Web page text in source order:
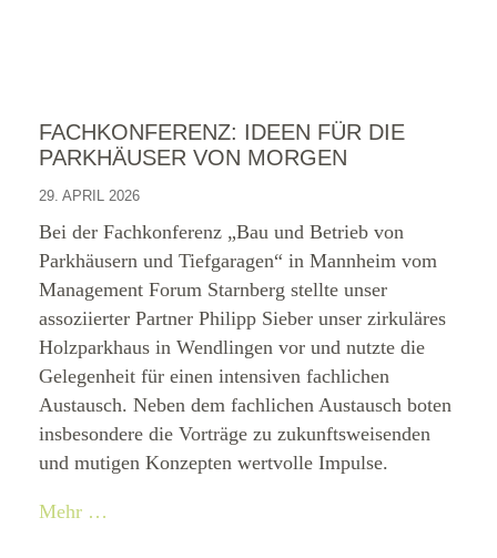
FACHKONFERENZ: IDEEN FÜR DIE
PARKHÄUSER VON MORGEN
29. APRIL 2026
Bei der Fachkonferenz „Bau und Betrieb von
Parkhäusern und Tiefgaragen“ in Mannheim vom
Management Forum Starnberg stellte unser
assoziierter Partner Philipp Sieber unser zirkuläres
Holzparkhaus in Wendlingen vor und nutzte die
Gelegenheit für einen intensiven fachlichen
Austausch. Neben dem fachlichen Austausch boten
insbesondere die Vorträge zu zukunftsweisenden
und mutigen Konzepten wertvolle Impulse.
Mehr …